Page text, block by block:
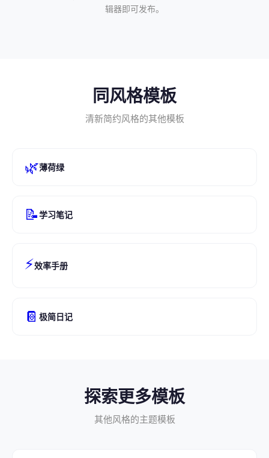
辑器即可发布。
同风格模板
清新简约风格的其他模板
🌿薄荷绿
📝学习笔记
⚡效率手册
📔 极简日记
探索更多模板
其他风格的主题模板